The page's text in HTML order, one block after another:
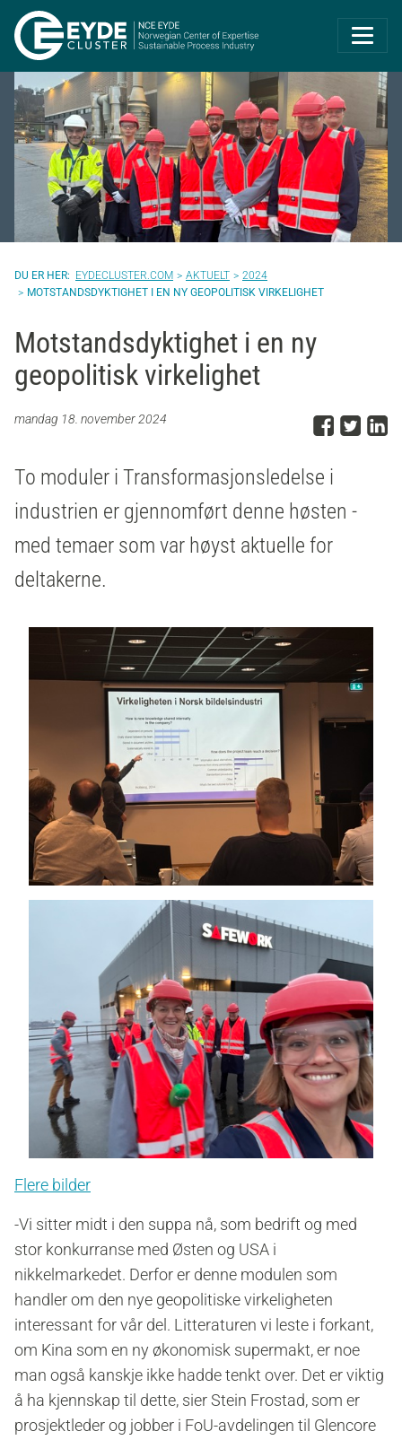
Eyde-Cluster |
EYDECLUSTER.COM AKTUELT
2024
MOTSTANDSDYKTIGHET I EN NY GEOPOLITISK VIRKELIGHET
Motstandsdyktighet i en ny
geopolitisk virkelighet
mandag 18. november 2024 DelDel
To moduler i Transformasjonsledelse i
industrien er gjennomført denne høsten -
med temaer som var høyst aktuelle for
deltakerne.
Flere bilder
-Vi sitter midt i den suppa nå, som bedrift og med
stor konkurranse med Østen og USA i
nikkelmarkedet. Derfor er denne modulen som
handler om den nye geopolitiske virkeligheten
interessant for vår del. Litteraturen vi leste i forkant,
om Kina som en ny økonomisk supermakt, er noe
man også kanskje ikke hadde tenkt over. Det er viktig
å ha kjennskap til dette, sier Stein Frostad, som er
prosjektleder og jobber i FoU-avdelingen til Glencore